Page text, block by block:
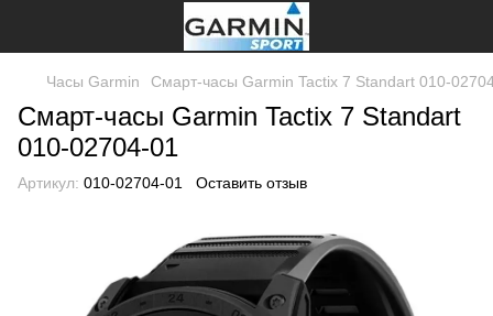
Часы Garmin Смарт-часы Garmin Tactix 7 Standart 010-
Смарт-часы Garmin Tactix 7 Standart
010-02704-01
Артикул: 010-02704-01 Оставить отзыв